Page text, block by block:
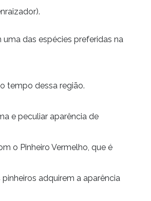
das espécies preferidas na
tempo dessa região.
e peculiar aparência de
o Pinheiro Vermelho, que é
adquirem a aparência